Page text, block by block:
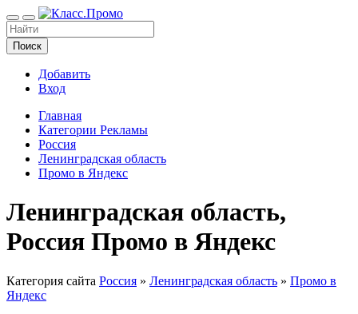
Поиск
Добавить
Вход
Главная
Категории Рекламы
Россия
Ленинградская область
Промо в Яндекс
Ленинградская область,
Россия Промо в Яндекс
Категория сайта Россия » Ленинградская область » Промо в
Яндекс